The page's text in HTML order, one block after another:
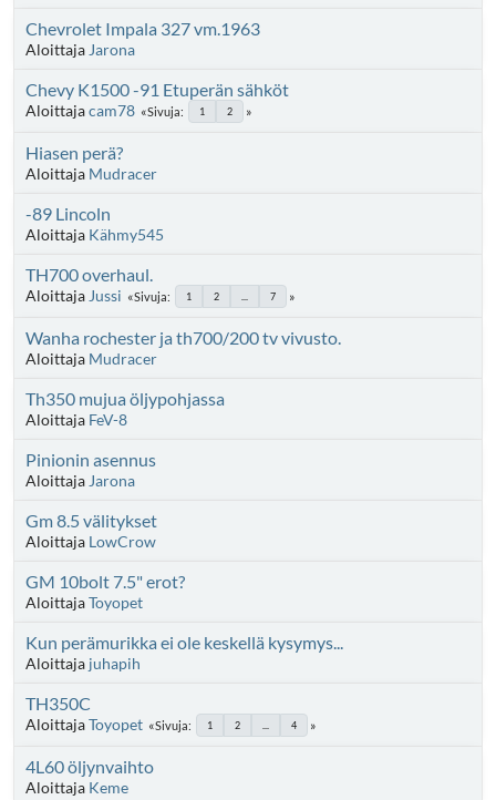
Chevrolet Impala 327 vm.1963
Aloittaja Jarona
Chevy K1500 -91 Etuperän sähköt
Aloittajacam78 Sivuja 1 2
Hiasen perä?
Aloittaja Mudracer
-89 Lincoln
Aloittaja Kähmy545
TH700 overhaul.
Aloittaja Jussi Sivuja 1 2 7
Wanha rochester ja th700/200 tv vivusto.
Aloittaja Mudracer
Th350 mujua öljypohjassa
Aloittaja FeV-8
Pinionin asennus
Aloittaja Jarona
Gm 8.5 välitykset
Aloittaja LowCrow
GM 10bolt 7.5" erot?
AloittajaToyopet
Kun perämurikka ei ole keskellä kysymys...
Aloittaja juhapih
TH350C
AloittajaToyopet Sivuja 1 2 4
4L60 öljynvaihto
Aloittaja Keme